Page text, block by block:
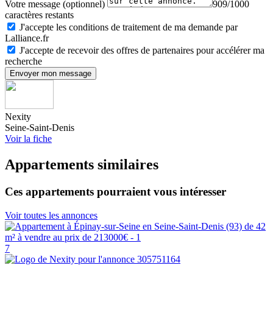
Votre message (optionnel)
909/1000
caractères restants
J'accepte les conditions de traitement de ma demande par
Lalliance.fr
J'accepte de recevoir des offres de partenaires pour accélérer ma
recherche
Envoyer mon message
Nexity
Seine-Saint-Denis
Voir la fiche
Appartements similaires
Ces appartements pourraient vous intéresser
Voir toutes les annonces
7